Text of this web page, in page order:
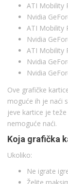
ATI Mobility
Nvidia
ATI Mobility
Nvidia
ATI Mobility
Nvidia
Nvidia
Ove grafičke
moguće ih je naći
jeve kartice je
nemoguće naći.
Koja grafička
Ukoliko:
Ne igrate